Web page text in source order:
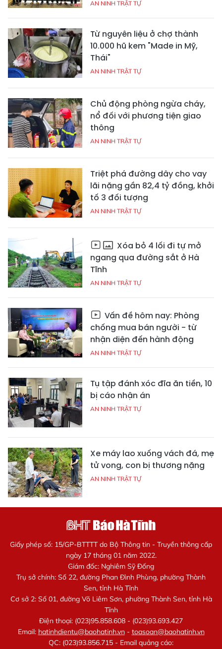
AN NINH TRẬT TỰ
Từ nguyên liệu ở chợ thành
10.000 hũ kem "Made in Mỹ,
Thái"
AN NINH TRẬT TỰ
Chủ động phòng ngừa cháy,
nổ đối với phương tiện giao
thông
AN NINH TRẬT TỰ
Triệt phá đường dây cho vay
lãi nặng gần 82,4 tỷ đồng, khởi
tố 3 đối tượng
AN NINH TRẬT TỰ
Xóa bỏ 4 lối đi tự mở
ngang qua đường sắt ở Hà
Tĩnh
AN NINH TRẬT TỰ
Vấn đề hôm nay: Phòng
chống mua bán người - từ
nhận diện đến hành động
AN NINH TRẬT TỰ
Tụ tập đánh xóc đĩa ăn tiền, 10
bị cáo nhận án
AN NINH TRẬT TỰ
Xe máy lao xuống vách đá, mẹ
tử vong, con bị thương nặng
AN NINH TRẬT TỰ
Giấy phép số: 15/GP-BTTTT do Bộ Thông tin - Truyền thông cấp
ngày 17 tháng 01 năm 2022.
Giám đốc: Nghiêm Sỹ Đống
Trụ sở chính: Số 22, đường Phan Đình Phùng, phường Thành
Sen, tỉnh Hà Tĩnh
Cơ sở 2: Số 01, đường Võ Liêm Sơn, phường Thành Sen, tỉnh Hà
Tĩnh
Điện thoại: (023)95.858.608 - (023)93.693.427
Email: hatinhdientu@baohatinh.vn- toasoan@baohatinh.vn
QC: (023)93.856.715 - Email quảng cáo: